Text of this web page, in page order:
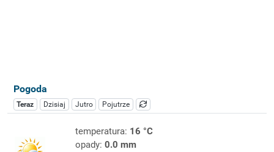
Pogoda
Teraz Dzisiaj Jutro Pojutrze
temperatura: 16 °C
opady: 0.0 mm